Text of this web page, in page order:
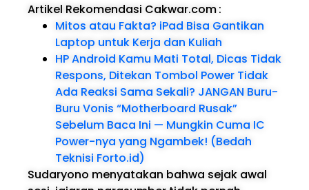
Artikel Rekomendasi Cakwar.com:
Mitos atau Fakta? iPad Bisa Gantikan
Laptop untuk Kerja dan Kuliah
HP Android Kamu Mati Total, Dicas Tidak
Respons, Ditekan Tombol Power Tidak
Ada Reaksi Sama Sekali? JANGAN Buru-
Buru Vonis “Motherboard Rusak”
Sebelum Baca Ini — Mungkin Cuma IC
Power-nya yang Ngambek! (Bedah
Teknisi Forto.id)
Sudaryono menyatakan bahwa sejak awal